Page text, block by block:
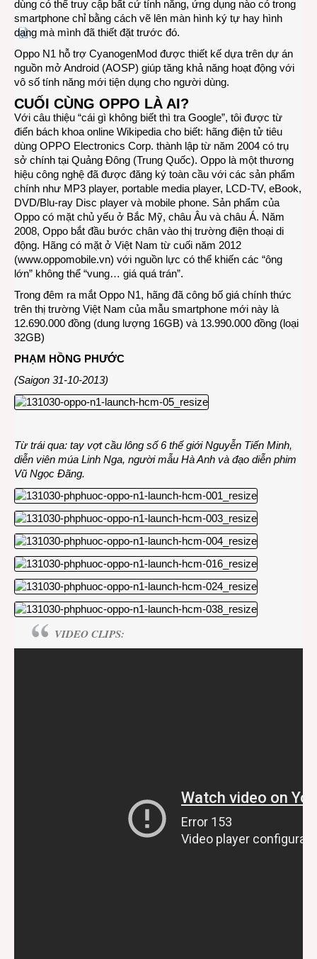
dùng có thể truy cập bất cứ tính năng, ứng dụng nào có trong
smartphone chỉ bằng cách vẽ lên màn hình ký tự hay hình
dạng mà mình đã thiết đặt trước đó.
Oppo N1 hỗ trợ CyanogenMod được thiết kế dựa trên dự án
nguồn mở Android (AOSP) giúp tăng khả năng hoạt động với
vô số tính năng mới tiện dụng cho người dùng.
CUỐI CÙNG OPPO LÀ AI?
Với câu thiệu “cái gì không biết thì tra Google”, tôi được từ
điển bách khoa online Wikipedia cho biết: hãng điện tử tiêu
dùng OPPO Electronics Corp. thành lập từ năm 2004 có trụ
sở chính tại Quảng Đông (Trung Quốc). Oppo là một thương
hiệu công nghệ đã được đăng ký toàn cầu với các sản phẩm
chính như MP3 player, portable media player, LCD-TV, eBook,
DVD/Blu-ray Disc player và mobile phone. Sản phẩm của
Oppo có mặt chủ yếu ở Bắc Mỹ, châu Âu và châu Á. Năm
2008, Oppo bắt đầu bước chân vào thị trường điện thoại di
động. Hãng có mặt ở Việt Nam từ cuối năm 2012
(www.oppomobile.vn) với nguồn lực có thể khiến các “ông
lớn” không thể “vung… giá quá trán”.
Trong đêm ra mắt Oppo N1, hãng đã công bố giá chính thức
trên thị trường Việt Nam của mẫu smartphone mới này là
12.690.000 đồng (dung lượng 16GB) và 13.990.000 đồng (loại
32GB)
PHẠM HỒNG PHƯỚC
(Saigon 31-10-2013)
Từ trái qua: tay vợt cầu lông số 6 thế giới Nguyễn Tiến Minh,
diễn viên múa Linh Nga, người mẫu Hà Anh và đạo diễn phim
Vũ Ngọc Đãng.
VIDEO CLIPS: